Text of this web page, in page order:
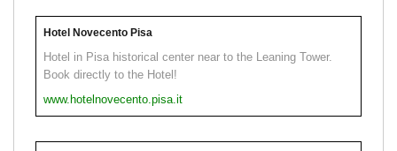
Hotel Novecento Pisa
Hotel in Pisa historical center near to the Leaning Tower.
Book directly to the Hotel!
www.hotelnovecento.pisa.it